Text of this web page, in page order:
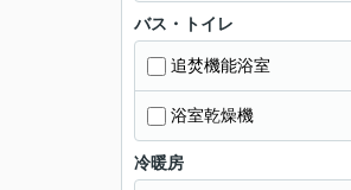
バス・トイレ
追焚機能浴室
浴室乾燥機
冷暖房